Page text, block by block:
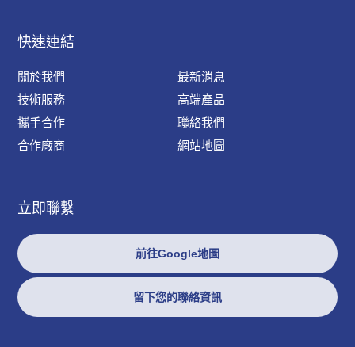
快速連結
關於我們
最新消息
技術服務
高端產品
攜手合作
聯絡我們
合作廠商
網站地圖
立即聯繫
前往Google地圖
留下您的聯絡資訊